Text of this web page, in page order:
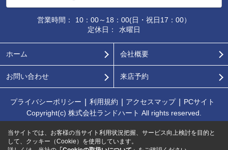
営業時間：
10：00～18：00(日・祝日17：00）
定休日：
水曜日
ホーム 会社概要
お問い合わせ 来店予約
プライバシーポリシー 利用規約 アクセスマップ
PCサイト
Copyright(c) 株式会社ランドハート All rights reserved.
当サイトでは、お客様の当サイト利用状況把握、サービス向上検討を目的と
して、クッキー（Cookie）を使用しています。